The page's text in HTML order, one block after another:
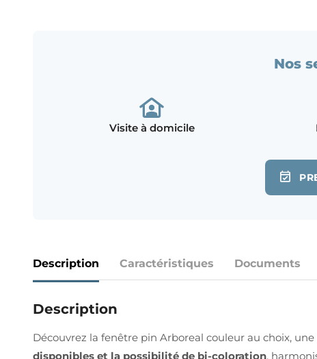
Nos
Visite à domicile
Description Caractéristiques Documents
Description
Découvrez la fenêtre pin Arboreal couleur au choix,
disponibles et la possibilité de bi-coloration,